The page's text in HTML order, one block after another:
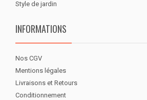
Style de jardin
INFORMATIONS
Nos CGV
Mentions légales
Livraisons et Retours
Conditionnement